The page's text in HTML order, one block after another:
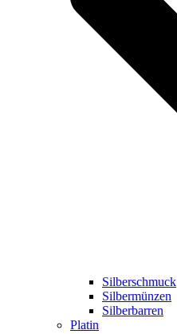
Silberschmuck
Silbermünzen
Silberbarren
Platin